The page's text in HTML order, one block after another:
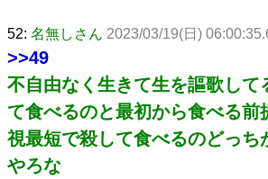
52: 名無しさん 2023/03/19(日)
>>49
不自由なく生きて生を謳歌して
て食べるのと最初から食べる前
視最短で殺して食べるのどっち
やろな